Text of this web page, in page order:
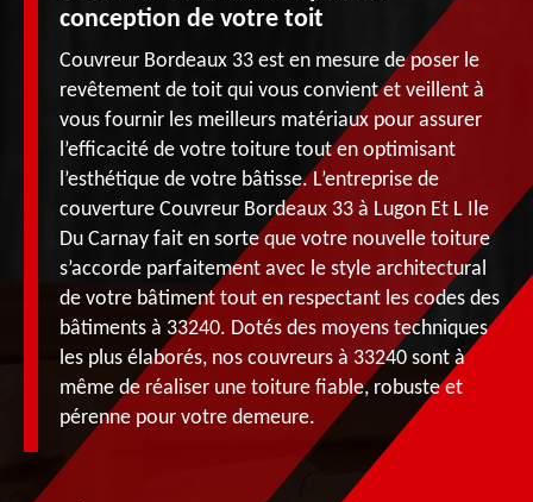
conception de votre toit
Couvreur Bordeaux 33 est en mesure de poser le
revêtement de toit qui vous convient et veillent à
vous fournir les meilleurs matériaux pour assurer
l’efficacité de votre toiture tout en optimisant
l’esthétique de votre bâtisse. L’entreprise de
couverture Couvreur Bordeaux 33 à Lugon Et L Ile
Du Carnay fait en sorte que votre nouvelle toiture
s’accorde parfaitement avec le style architectural
de votre bâtiment tout en respectant les codes des
bâtiments à 33240. Dotés des moyens techniques
les plus élaborés, nos couvreurs à 33240 sont à
même de réaliser une toiture fiable, robuste et
pérenne pour votre demeure.